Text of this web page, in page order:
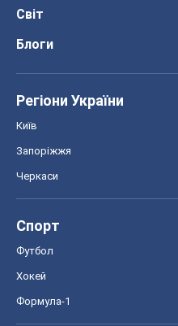
Світ
Блоги
Регіони України
Київ
Запоріжжя
Черкаси
Спорт
Футбол
Хокей
Формула-1